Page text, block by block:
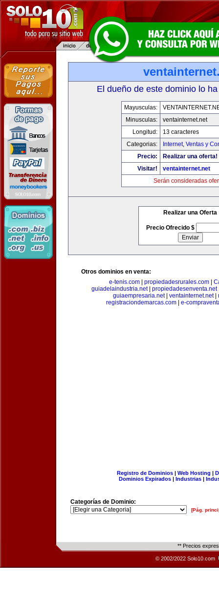
El dueño de este dominio lo
Mayusculas:
Minusculas:
ventainternet.net
Longitud:
13 caracteres
Categorias:
Internet, Ventas y
Precio:
Realizar una oferta!
Visitar!
ventainternet.net
Serán consideradas
Realizar una Oferta
Precio Ofrecido $
Otros dominios en venta:
e-tenis.com
propiedadesrurales.com
guiadelaindustria.net propiedadesenventa.net
guiaempresaria.net| ventainternet.net|
registraciondemarcas.com
e-
Registro de Dominios| Web Hosting |
Dominios Expirados | Industrias |
Categorías de Dominio:
[Pág.
** Precios
© 2002/2022 Solo10.com